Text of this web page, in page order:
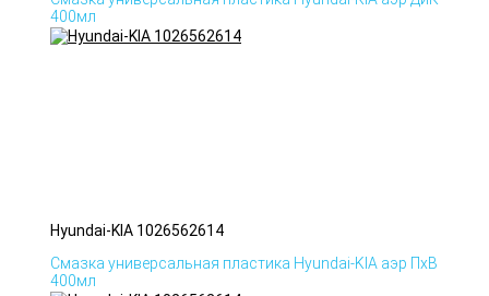
400мл
Hyundai-KIA 1026562614
Смазка универсальная пластика Hyundai-KIA аэр ПхВ
400мл